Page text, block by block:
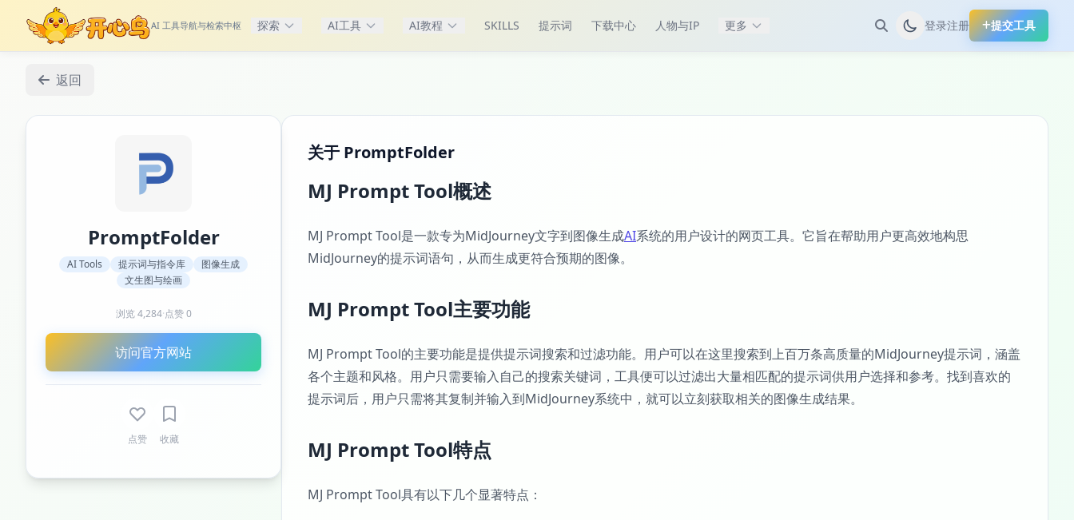
AI 工具导航与检索中枢 探索 AI工具 AI教程 SKILLS 提示词 下载中心 人物与IP 更多 登录注册 提交工具
返回
PromptFolder
AI Tools 提示词与指令库
图像生成
文生图与绘画
浏览4,284·点赞0
访问官方网站
点赞 收藏
关于 PromptFolder
MJ Prompt Tool概述
MJ Prompt Tool是一款专为MidJourney文字到图像生成AI系统的用户设计的网页工具。它旨在帮助用户更高效地构思
MidJourney的提示词语句，从而生成更符合预期的图像。
MJ Prompt Tool主要功能
MJ Prompt Tool的主要功能是提供提示词搜索和过滤功能。用户可以在这里搜索到上百万条高质量的MidJourney提示词，涵盖
各个主题和风格。用户只需要输入自己的搜索关键词，工具便可以过滤出大量相匹配的提示词供用户选择和参考。找到喜欢的
提示词后，用户只需将其复制并输入到MidJourney系统中，就可以立刻获取相关的图像生成结果。
MJ Prompt Tool特点
MJ Prompt Tool具有以下几个显著特点：